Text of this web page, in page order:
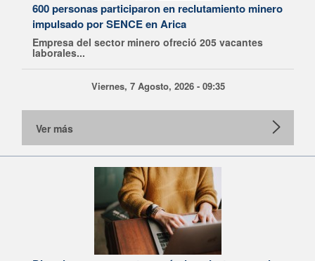
600 personas participaron en reclutamiento minero
impulsado por SENCE en Arica
Empresa del sector minero ofreció 205 vacantes
laborales...
Viernes, 7 Agosto, 2026 - 09:35
Ver más